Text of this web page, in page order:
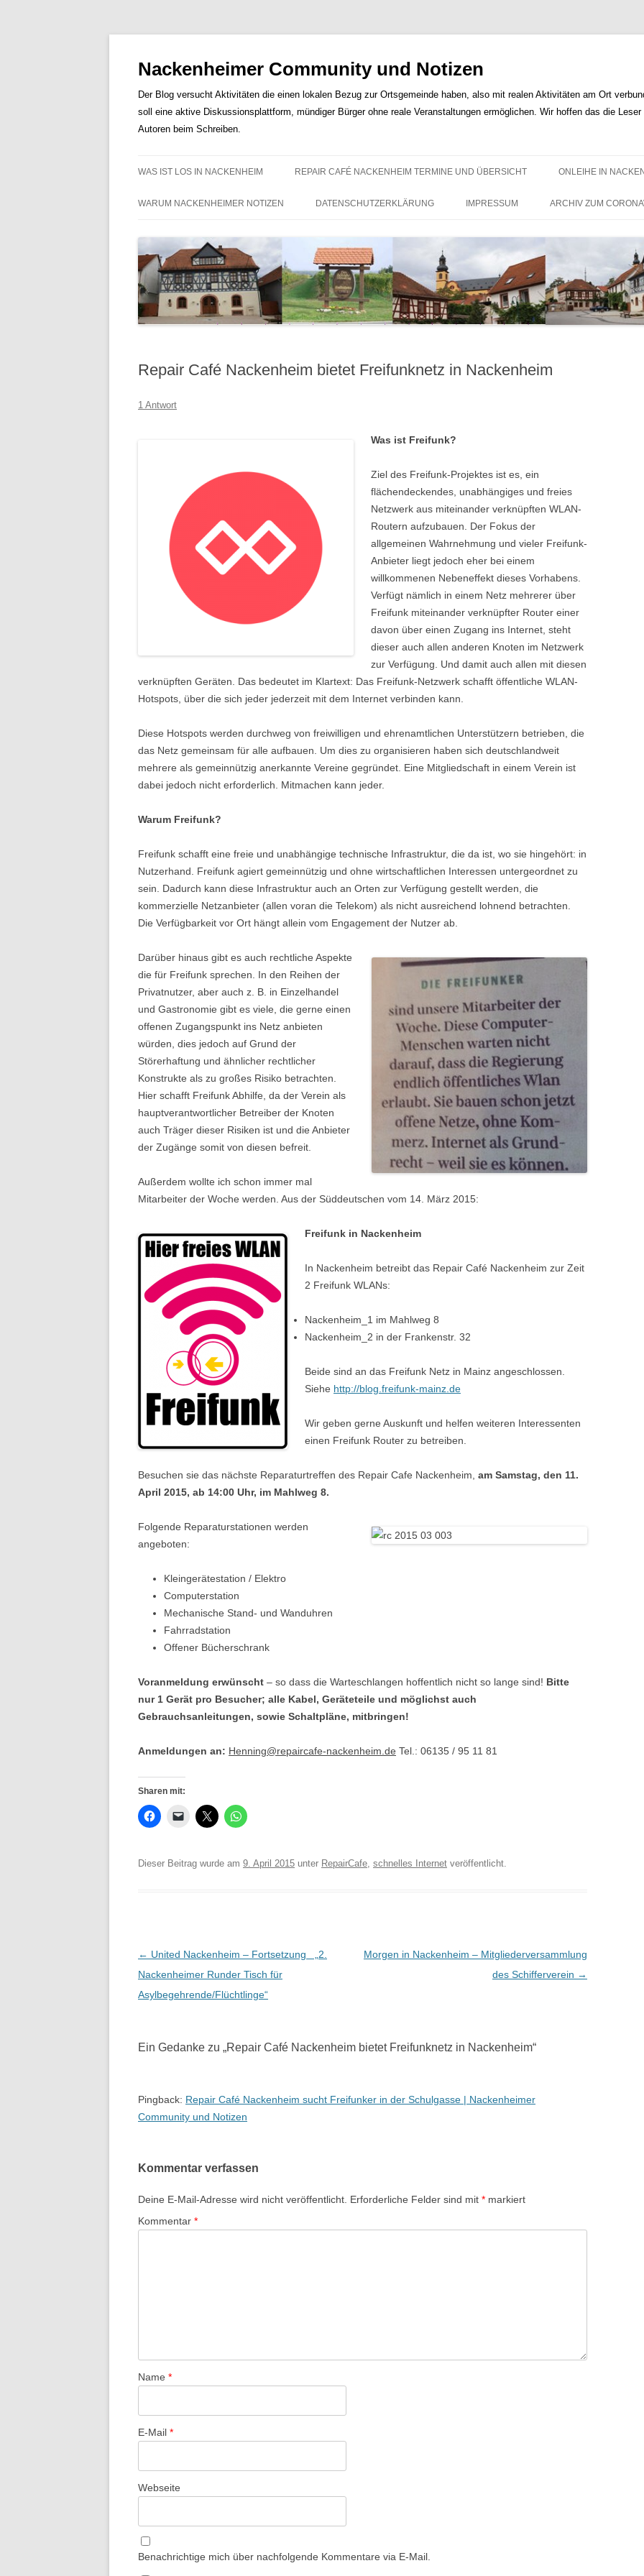
Nackenheimer Community und Notizen
Der Blog versucht Aktivitäten die einen lokalen Bezug zur Ortsgemeinde haben, also mit realen Aktivitäten am Ort
soll eine aktive Diskussionsplattform, mündiger Bürger ohne reale Veranstaltungen ermöglichen. Wir hoffen das die
Autoren beim Schreiben.
Inhalt
WAS IST LOS IN NACKENHEIM REPAIR CAFÉ NACKENHEIM TERMINE UND ÜBERSICHT ONLEIHE IN
WARUM NACKENHEIMER NOTIZEN DATENSCHUTZERKLÄRUNG IMPRESSUM ARCHIV ZUM
Repair Café Nackenheim bietet Freifunknetz in Nackenheim
1 Antwort
Was ist Freifunk?
Ziel des Freifunk-Projektes ist es, ein
flächendeckendes, unabhängiges und freies
Netzwerk aus miteinander verknüpften WLAN-
Routern aufzubauen. Der Fokus der
allgemeinen Wahrnehmung und vieler Freifunk-
Anbieter liegt jedoch eher bei einem
willkommenen Nebeneffekt dieses Vorhabens.
Verfügt nämlich in einem Netz mehrerer über
Freifunk miteinander verknüpfter Router einer
davon über einen Zugang ins Internet, steht
dieser auch allen anderen Knoten im Netzwerk
zur Verfügung. Und damit auch allen mit diesen
verknüpften Geräten. Das bedeutet im Klartext: Das Freifunk-Netzwerk schafft öffentliche WLAN-
Hotspots, über die sich jeder jederzeit mit dem Internet verbinden kann.
Diese Hotspots werden durchweg von freiwilligen und ehrenamtlichen Unterstützern betrieben, die
das Netz gemeinsam für alle aufbauen. Um dies zu organisieren haben sich deutschlandweit
mehrere als gemeinnützig anerkannte Vereine gegründet. Eine Mitgliedschaft in einem Verein ist
dabei jedoch nicht erforderlich. Mitmachen kann jeder.
Warum Freifunk?
Freifunk schafft eine freie und unabhängige technische Infrastruktur, die da ist, wo sie hingehört: in
Nutzerhand. Freifunk agiert gemeinnützig und ohne wirtschaftlichen Interessen untergeordnet zu
sein. Dadurch kann diese Infrastruktur auch an Orten zur Verfügung gestellt werden, die
kommerzielle Netzanbieter (allen voran die Telekom) als nicht ausreichend lohnend betrachten.
Die Verfügbarkeit vor Ort hängt allein vom Engagement der Nutzer ab.
Darüber hinaus gibt es auch rechtliche Aspekte
die für Freifunk sprechen. In den Reihen der
Privatnutzer, aber auch z. B. in Einzelhandel
und Gastronomie gibt es viele, die gerne einen
offenen Zugangspunkt ins Netz anbieten
würden, dies jedoch auf Grund der
Störerhaftung und ähnlicher rechtlicher
Konstrukte als zu großes Risiko betrachten.
Hier schafft Freifunk Abhilfe, da der Verein als
hauptverantwortlicher Betreiber der Knoten
auch Träger dieser Risiken ist und die Anbieter
der Zugänge somit von diesen befreit.
Außerdem wollte ich schon immer mal
Mitarbeiter der Woche werden. Aus der Süddeutschen vom 14. März 2015:
Freifunk in Nackenheim
In Nackenheim betreibt das Repair Café Nackenheim zur Zeit
2 Freifunk WLANs:
Nackenheim_1 im Mahlweg 8
Nackenheim_2 in der Frankenstr. 32
Beide sind an das Freifunk Netz in Mainz angeschlossen.
Siehe http://blog.freifunk-mainz.de
Wir geben gerne Auskunft und helfen weiteren Interessenten
einen Freifunk Router zu betreiben.
Besuchen sie das nächste Reparaturtreffen des Repair Cafe Nackenheim, am Samstag, den 11.
April 2015, ab 14:00 Uhr, im Mahlweg 8.
Folgende Reparaturstationen werden
angeboten:
Kleingerätestation / Elektro
Computerstation
Mechanische Stand- und Wanduhren
Fahrradstation
Offener Bücherschrank
Voranmeldung erwünscht – so dass die Warteschlangen hoffentlich nicht so lange sind! Bitte
nur 1 Gerät pro Besucher; alle Kabel, Geräteteile und möglichst auch
Gebrauchsanleitungen, sowie Schaltpläne, mitbringen!
Anmeldungen an: Henning@repaircafe-nackenheim.de Tel.: 06135 / 95 11 81
Sharen mit:
Dieser Beitrag wurde am 9. April 2015 unter RepairCafe, schnelles Internet veröffentlicht.
Beitrags-
Navigation
← United Nackenheim – Fortsetzung „2.
Nackenheimer Runder Tisch für
Asylbegehrende/Flüchtlinge“
Morgen in Nackenheim – Mitgliederversammlung
des Schifferverein →
Ein Gedanke zu „Repair Café Nackenheim bietet Freifunknetz in Nackenheim“
Pingback: Repair Café Nackenheim sucht Freifunker in der Schulgasse | Nackenheimer
Community und Notizen
Kommentar verfassen
Deine E-Mail-Adresse wird nicht veröffentlicht. Erforderliche Felder sind mit * markiert
Kommentar *
Name *
E-Mail *
Webseite
Benachrichtige mich über nachfolgende Kommentare via E-Mail.